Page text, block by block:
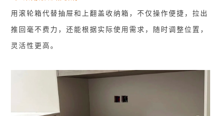
用滚轮箱代替抽屉和上翻盖收纳箱，不仅操作便捷，拉出
推回毫不费力，还能根据实际使用需求，随时调整位置，
灵活性更高。